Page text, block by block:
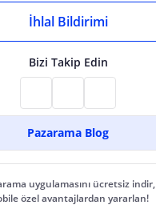
İhlal Bildirimi
Bizi Takip Edin
Pazarama Blog
uygulamasını ücretsiz indir,
özel avantajlardan yararlan!